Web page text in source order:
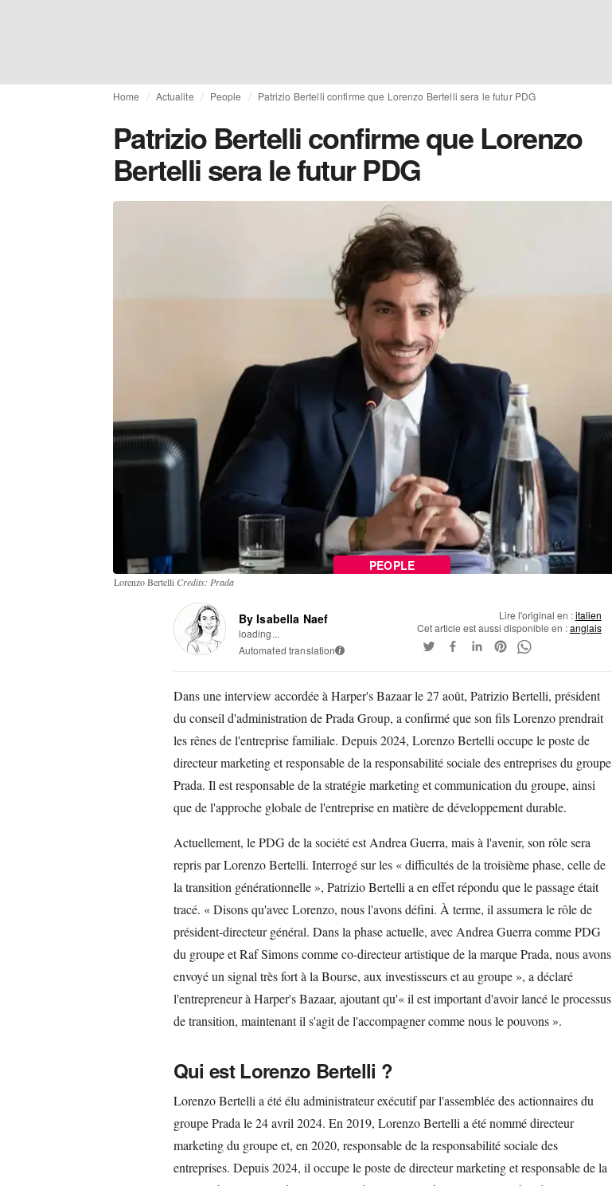
Home Actualite People Patrizio Bertelli confirme que Lorenzo Bertelli sera le futur PDG
Patrizio Bertelli confirme que Lorenzo
Bertelli sera le futur PDG
PEOPLE
Lorenzo Bertelli Credits: Prada
By Isabella Naef
loading...
Automated translation i
Lire l'original en :italien
Cet article est aussi disponible en :anglais
Dans une interview accordée à Harper's Bazaar le 27 août, Patrizio Bertelli, président
du conseil d'administration de Prada Group, a confirmé que son fils Lorenzo prendrait
les rênes de l'entreprise familiale. Depuis 2024, Lorenzo Bertelli occupe le poste de
directeur marketing et responsable de la responsabilité sociale des entreprises du groupe
Prada. Il est responsable de la stratégie marketing et communication du groupe, ainsi
que de l'approche globale de l'entreprise en matière de développement durable.
Actuellement, le PDG de la société est Andrea Guerra, mais à l'avenir, son rôle sera
repris par Lorenzo Bertelli. Interrogé sur les « difficultés de la troisième phase, celle de
la transition générationnelle », Patrizio Bertelli a en effet répondu que le passage était
tracé. « Disons qu'avec Lorenzo, nous l'avons défini. À terme, il assumera le rôle de
président-directeur général. Dans la phase actuelle, avec Andrea Guerra comme PDG
du groupe et Raf Simons comme co-directeur artistique de la marque Prada, nous avons
envoyé un signal très fort à la Bourse, aux investisseurs et au groupe », a déclaré
l'entrepreneur à Harper's Bazaar, ajoutant qu'« il est important d'avoir lancé le processus
de transition, maintenant il s'agit de l'accompagner comme nous le pouvons ».
Qui est Lorenzo Bertelli ?
Lorenzo Bertelli a été élu administrateur exécutif par l'assemblée des actionnaires du
groupe Prada le 24 avril 2024. En 2019, Lorenzo Bertelli a été nommé directeur
marketing du groupe et, en 2020, responsable de la responsabilité sociale des
entreprises. Depuis 2024, il occupe le poste de directeur marketing et responsable de la